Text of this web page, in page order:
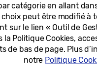
[Invitation]
Samsung
Découvrez
d’appareils...
17-02-2022
catégorie en allant
choix peut être modifié à
sur le lien « Outil de
la Politique Cookies,
de bas de page. Plus
notre Politique